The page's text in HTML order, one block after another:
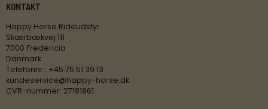
KONTAKT
Happy Horse Rideudstyr
Skærbækvej 111
7000 Fredericia
Danmark
Telefonnr.: +45 75 51 39 13
kundeservice@happy-horse.dk
CVR-nummer: 27181961